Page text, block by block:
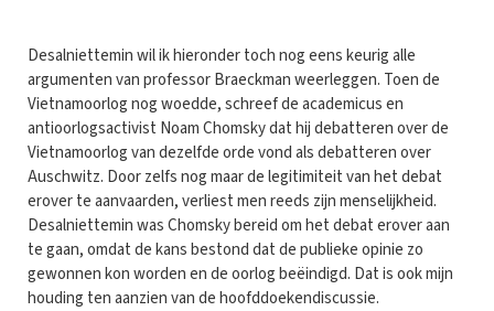
Desalniettemin wil ik hieronder toch nog eens keurig alle
argumenten van professor Braeckman weerleggen. Toen de
Vietnamoorlog nog woedde, schreef de academicus en
antioorlogsactivist Noam Chomsky dat hij debatteren over de
Vietnamoorlog van dezelfde orde vond als debatteren over
Auschwitz. Door zelfs nog maar de legitimiteit van het debat
erover te aanvaarden, verliest men reeds zijn menselijkheid.
Desalniettemin was Chomsky bereid om het debat erover aan
te gaan, omdat de kans bestond dat de publieke opinie zo
gewonnen kon worden en de oorlog beëindigd. Dat is ook mijn
houding ten aanzien van de hoofddoekendiscussie.